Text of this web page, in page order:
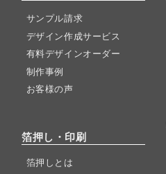
サンプル請求
デザイン作成サービス
有料デザインオーダー
制作事例
お客様の声
箔押し・印刷
箔押しとは